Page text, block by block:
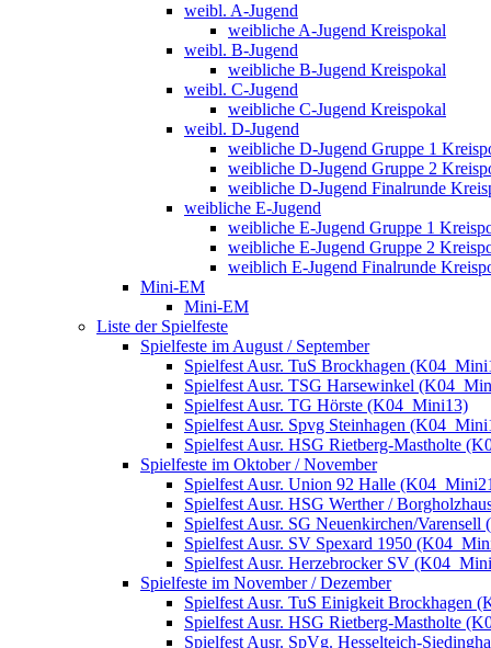
weibl. A-Jugend
weibliche A-Jugend Kreispokal
weibl. B-Jugend
weibliche B-Jugend Kreispokal
weibl. C-Jugend
weibliche C-Jugend Kreispokal
weibl. D-Jugend
weibliche D-Jugend Gruppe 1
weibliche D-Jugend Gruppe 2
weibliche D-Jugend Finalrunde
weibliche E-Jugend
weibliche E-Jugend Gruppe 1
weibliche E-Jugend Gruppe 2
weiblich E-Jugend Finalrunde
Mini-EM
Mini-EM
Liste der Spielfeste
Spielfeste im August / September
Spielfest Ausr. TuS Brockhagen
Spielfest Ausr. TSG Harsewinkel
Spielfest Ausr. TG Hörste (K04_Mini13)
Spielfest Ausr. Spvg Steinhagen
Spielfest Ausr. HSG Rietberg-Mastholte
Spielfeste im Oktober / November
Spielfest Ausr. Union 92 Halle
Spielfest Ausr. HSG Werther /
Spielfest Ausr. SG Neuenkirchen/
Spielfest Ausr. SV Spexard 1950
Spielfest Ausr. Herzebrocker SV
Spielfeste im November / Dezember
Spielfest Ausr. TuS Einigkeit Brockhagen
Spielfest Ausr. HSG Rietberg-Mastholte
Spielfest Ausr. SpVg. Hesselteich-